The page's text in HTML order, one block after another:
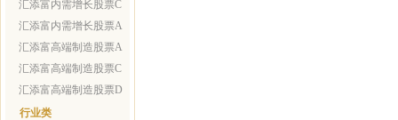
汇添富内需增长股票C
汇添富内需增长股票A
汇添富高端制造股票A
汇添富高端制造股票C
汇添富高端制造股票D
行业类